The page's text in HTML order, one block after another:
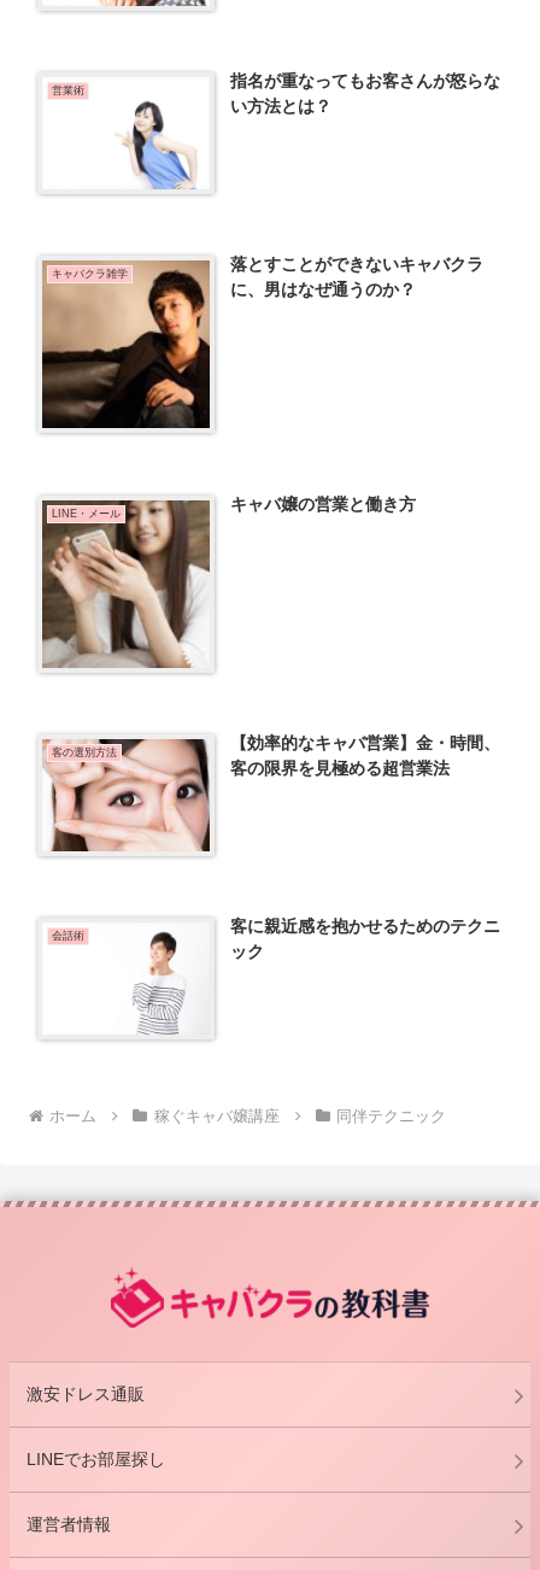
営業術
指名が重なってもお客さんが怒らな
い方法とは？
キャバクラ雑学
落とすことができないキャバクラ
に、男はなぜ通うのか？
LINE・メール キャバ嬢の営業と働き方
客の選別方法
【効率的なキャバ営業】金・時間、
客の限界を見極める超営業法
会話術
客に親近感を抱かせるためのテクニ
ック
ホーム 稼ぐキャバ嬢講座 同伴テクニック
激安ドレス通販
LINEでお部屋探し
運営者情報